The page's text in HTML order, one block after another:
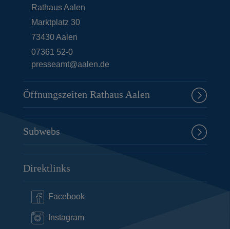
Rathaus Aalen
Marktplatz 30
73430Aalen
07361 52-0
presseamt@aalen.de
Öffnungszeiten Rathaus Aalen
Subwebs
Direktlinks
Facebook
Instagram